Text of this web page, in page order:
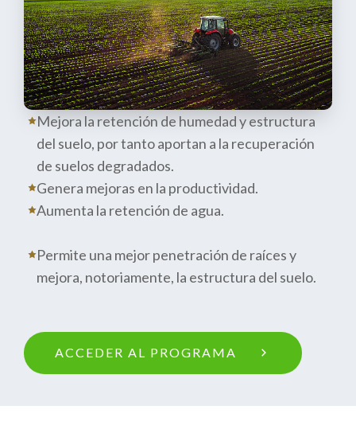
Mejora la retención de humedad y estructura
del suelo, por tanto aportan a la recuperación
de suelos degradados.
Genera mejoras en la productividad.
Aumenta la retención de agua.
Permite una mejor penetración de raíces y
mejora, notoriamente, la estructura del suelo.
ACCEDER AL PROGRAMA